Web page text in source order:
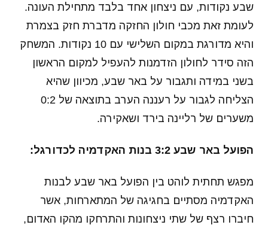
שבע נקודות, עם ניצחון אחד בלבד מתחילת העונה.
לעומת זאת מכבי חולון החזקה מדברת חזק בצמרת
והיא מדורגת במקום השלישי עם 10 נקודות. המשחק
הזה סידר לחולון הזדמנות להעפיל למקום הראשון
בשני במידה ותגבור על באר שבע, מכיוון שהיא
הצליחה לגבור על רעננה הערב בתוצאה של 0:2
משערים של רליינה בירד ושאקירה.
הפועל באר שבע 3:2 בנות האקדמיה לכדורגל:
מפגש תחתית לוהט בין הפועל באר שבע לבנות
האקדמיה מסתיים בחגיגה של המתארחות, אשר
חיברו רצף של שתי ניצחונות והתרחקו מהקו האדום,